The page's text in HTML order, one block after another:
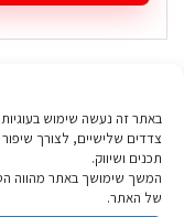
צדדים שלישיים, לצורך
תכנים ושיווק.
המשך שימושך באתר מהווה
של האתר.
₪ 199.90.
למוצר
זה
ניתן
לבחור
את
האפשרויות
בעמוד